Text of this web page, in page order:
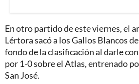
En otro partido de este viernes, el
Lértora sacó a los Gallos Blancos
fondo de la clasificación al darle
por 1-0 sobre el Atlas, entrenado
San José.